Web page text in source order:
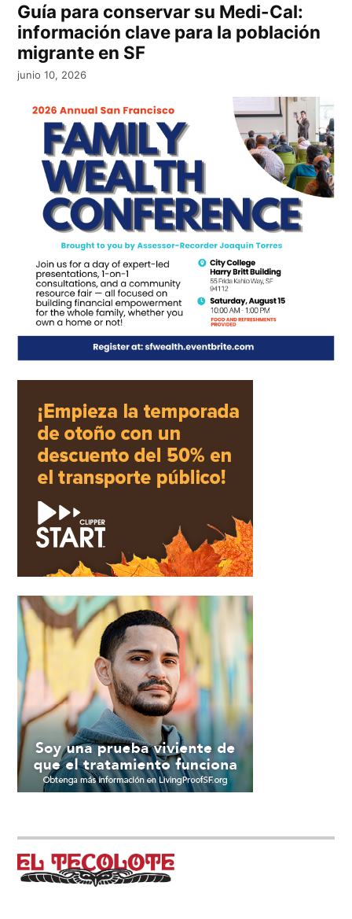
Guía para conservar su Medi-Cal:
información clave para la población
migrante en SF
junio 10, 2026